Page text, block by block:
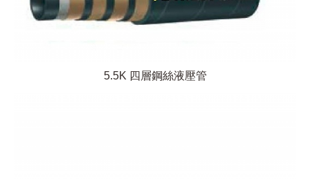
5.5K 四層鋼絲液壓管